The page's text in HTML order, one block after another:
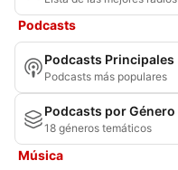
Podcasts
Podcasts Principales
Podcasts más populares
Podcasts por Género
18 géneros temáticos
Música